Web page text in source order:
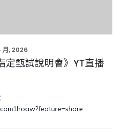
月, 2026
定甄試說明會》YT直播